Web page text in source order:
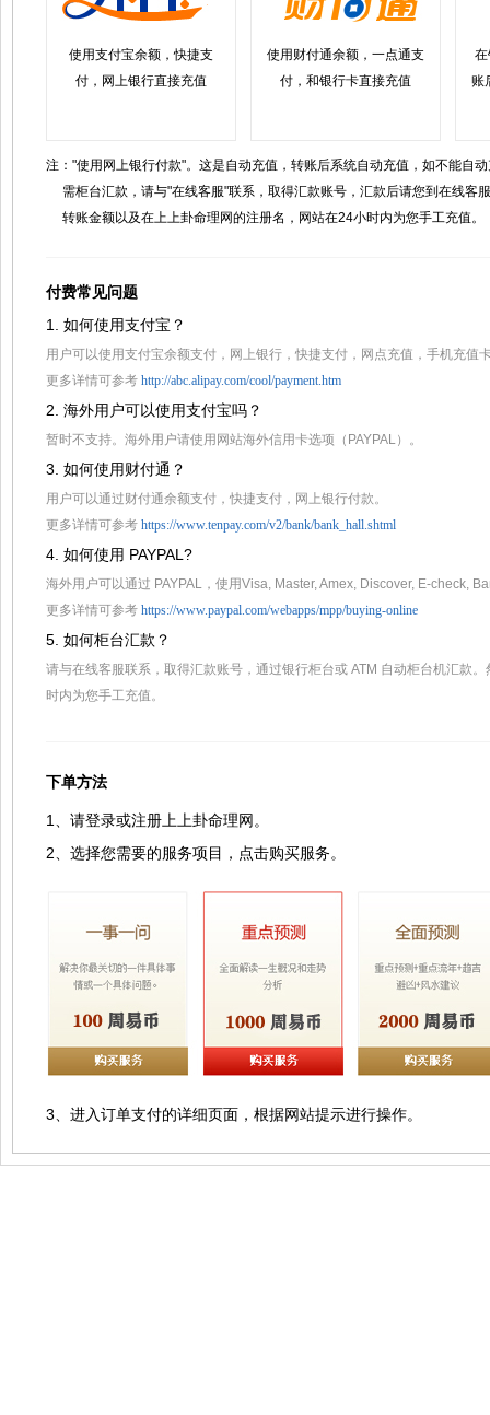
使用支付宝余额，快捷支
付，网上银行直接充值
使用财付通余额，一点通支
付，和银行卡直接充值
在
账
注："使用网上银行付款"。这是自动充值，转账后系统自动充值，如不能自
需柜台汇款，请与"在线客服"联系，取得汇款账号，汇款后请您到在线客
转账金额以及在上上卦命理网的注册名，网站在24小时内为您手工充值。
付费常见问题
1. 如何使用支付宝？
用户可以使用支付宝余额支付，网上银行，快捷支付，网点充值，手机充值
更多详情可参考 http://abc.alipay.com/cool/payment.htm
2. 海外用户可以使用支付宝吗？
暂时不支持。海外用户请使用网站海外信用卡选项（PAYPAL）。
3. 如何使用财付通？
用户可以通过财付通余额支付，快捷支付，网上银行付款。
更多详情可参考 https://www.tenpay.com/v2/bank/bank_hall.shtml
4. 如何使用 PAYPAL?
海外用户可以通过 PAYPAL，使用Visa, Master, Amex, Discover, E-check,
更多详情可参考 https://www.paypal.com/webapps/mpp/buying-online
5. 如何柜台汇款？
请与在线客服联系，取得汇款账号，通过银行柜台或 ATM 自动柜台机汇款
时内为您手工充值。
下单方法
1、请登录或注册上上卦命理网。
2、选择您需要的服务项目，点击购买服务。
3、进入订单支付的详细页面，根据网站提示进行操作。